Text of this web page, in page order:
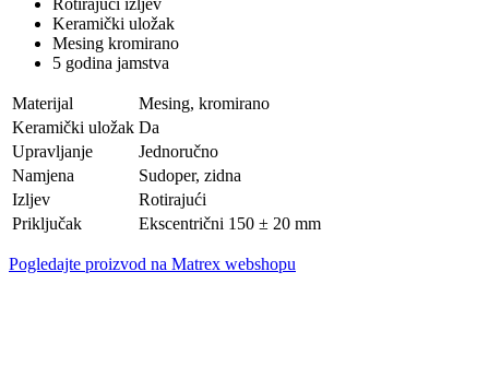
Keramički uložak
Mesing kromirano
5 godina jamstva
Materijal
Mesing, kromirano
Keramički uložak Da
Upravljanje
Jednoručno
Namjena
Sudoper, zidna
Izljev
Rotirajući
Priključak
Ekscentrični 150 ± 20 mm
Pogledajte proizvod na Matrex webshopu